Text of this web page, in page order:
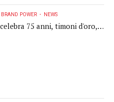
BRAND POWER NEWS
75 anni, timoni d'oro,